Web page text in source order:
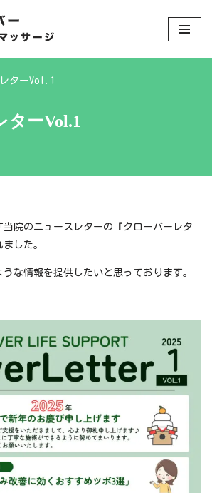
ターVol.1
ターVol.1
院のニュースレターの『クローバーレタ
した。
な情報を提供したいと思っております。